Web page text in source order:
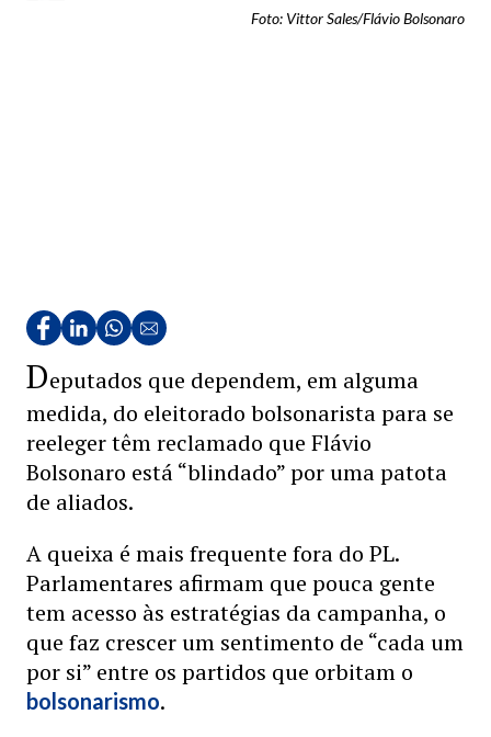
Foto: Vittor Sales/Flávio Bolsonaro
Deputados que dependem, em alguma
medida, do eleitorado bolsonarista para se
reeleger têm reclamado que Flávio
Bolsonaro está “blindado” por uma patota
de aliados.
A queixa é mais frequente fora do PL.
Parlamentares afirmam que pouca gente
tem acesso às estratégias da campanha, o
que faz crescer um sentimento de “cada um
por si” entre os partidos que orbitam o
bolsonarismo.